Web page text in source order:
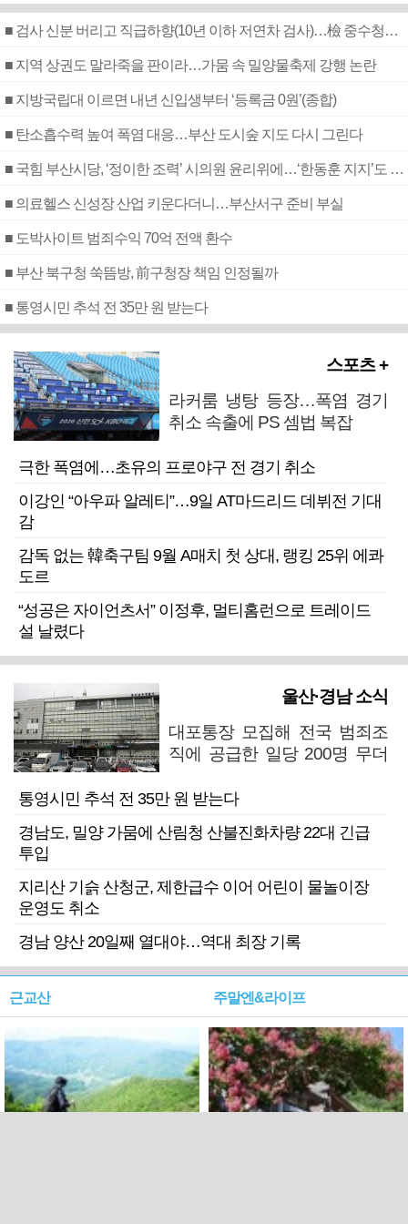
■ 검사 신분 버리고 직급하향(10년 이하 저연차 검사)…檢 중수청행 기피
■ 지역 상권도 말라죽을 판이라…가뭄 속 밀양물축제 강행 논란
■ 지방국립대 이르면 내년 신입생부터 ‘등록금 0원’(종합)
■ 탄소흡수력 높여 폭염 대응…부산 도시숲 지도 다시 그린다
■ 국힘 부산시당, ‘정이한 조력’ 시의원 윤리위에…‘한동훈 지지’도 신고접수
■ 의료헬스 신성장 산업 키운다더니…부산서구 준비 부실
■ 도박사이트 범죄수익 70억 전액 환수
■ 부산 북구청 쑥뜸방, 前구청장 책임 인정될까
■ 통영시민 추석 전 35만 원 받는다
스포츠 +
라커룸 냉탕 등장…폭염 경기
취소 속출에 PS 셈법 복잡
극한 폭염에…초유의 프로야구 전 경기 취소
이강인 “아우파 알레티”…9일 AT마드리드 데뷔전 기대
감
감독 없는 韓축구팀 9월 A매치 첫 상대, 랭킹 25위 에콰
도르
“성공은 자이언츠서” 이정후, 멀티홈런으로 트레이드
설 날렸다
울산·경남 소식
대포통장 모집해 전국 범죄조
직에 공급한 일당 200명 무더
통영시민 추석 전 35만 원 받는다
경남도, 밀양 가뭄에 산림청 산불진화차량 22대 긴급
투입
지리산 기슭 산청군, 제한급수 이어 어린이 물놀이장
운영도 취소
경남 양산 20일째 열대야…역대 최장 기록
근교산 주말엔&라이프